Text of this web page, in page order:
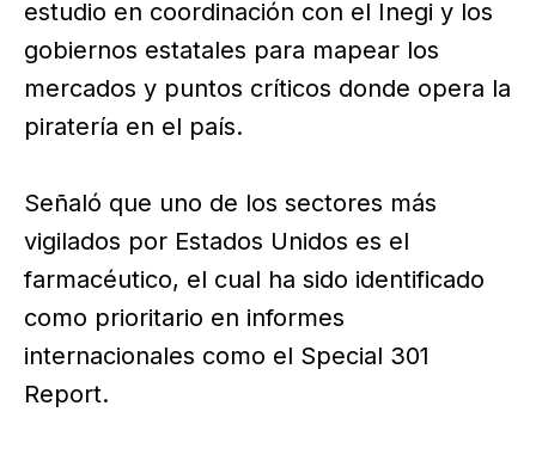
estudio en coordinación con el Inegi y los
gobiernos estatales para mapear los
mercados y puntos críticos donde opera la
piratería en el país.
Señaló que uno de los sectores más
vigilados por Estados Unidos es el
farmacéutico, el cual ha sido identificado
como prioritario en informes
internacionales como el Special 301
Report.